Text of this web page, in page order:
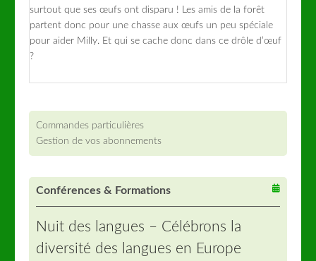
surtout que ses œufs ont disparu ! Les amis de la forêt
partent donc pour une chasse aux œufs un peu spéciale
pour aider Milly. Et qui se cache donc dans ce drôle d’œuf
?
Commandes particulières
Gestion de vos abonnements
Conférences & Formations
Nuit des langues – Célébrons la
diversité des langues en Europe